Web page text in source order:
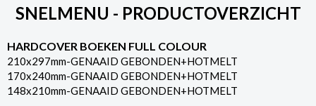
SNELMENU - PRODUCTOVERZICHT
HARDCOVER BOEKEN FULL COLOUR
210x297mm-GENAAID GEBONDEN+HOTMELT
170x240mm-GENAAID GEBONDEN+HOTMELT
148x210mm-GENAAID GEBONDEN+HOTMELT